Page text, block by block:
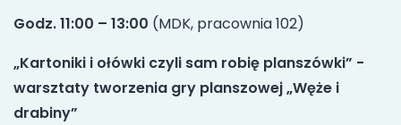
Godz. 11:00 – 13:00 (MDK, pracownia 102)
„Kartoniki i ołówki czyli sam robię planszówki” -
warsztaty tworzenia gry planszowej „Węże i
drabiny”